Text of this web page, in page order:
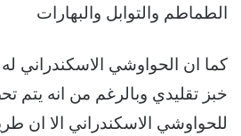
الطماطم والتوابل والبهارات
كما ان الحواوشي الاسكندراني
خبز تقليدي وبالرغم من انه
للحواوشي الاسكندراني الا ان